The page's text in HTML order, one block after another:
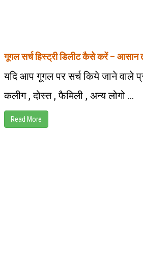
गूगल सर्च हिस्ट्री डिलीट कैसे करें – आसान
यदि आप गूगल पर सर्च किये जाने वाले
कलीग , दोस्त , फैमिली , अन्य लोगो ...
Read More